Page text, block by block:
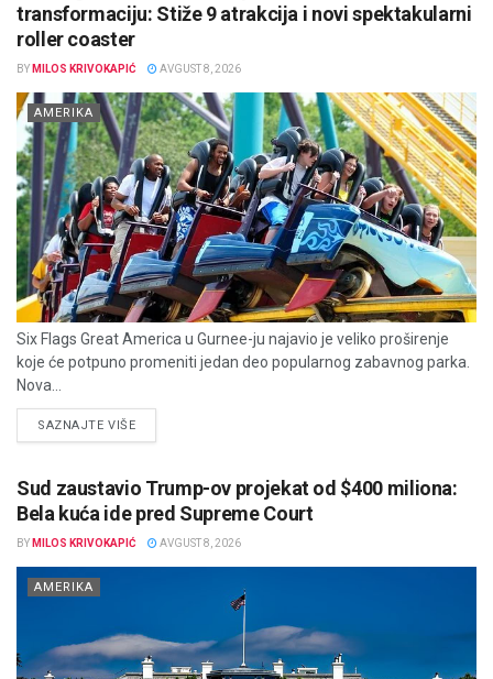
transformaciju: Stiže 9 atrakcija i novi spektakularni
roller coaster
BY MILOS KRIVOKAPIĆ AVGUST 8, 2026
AMERIKA
Six Flags Great America u Gurnee-ju najavio je veliko proširenje
koje će potpuno promeniti jedan deo popularnog zabavnog parka.
Nova...
SAZNAJTE VIŠEDETAILS
Sud zaustavio Trump-ov projekat od $400 miliona:
Bela kuća ide pred Supreme Court
BY MILOS KRIVOKAPIĆ AVGUST 8, 2026
AMERIKA